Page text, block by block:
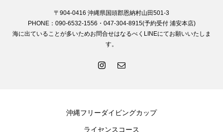
〒904-0416 沖縄県国頭郡恩納村山田501-3
PHONE：090-6532-1556・047-304-8915(予約受付 浦安本店)
海に出ていることが多いためお問合せはなるべくLINEにてお願いいたしま
す。
沖縄フリーダイビングカップ
ライセンスコース